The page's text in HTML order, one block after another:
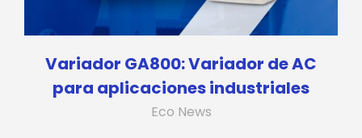
Variador GA800: Variador de AC
para aplicaciones industriales
Eco News